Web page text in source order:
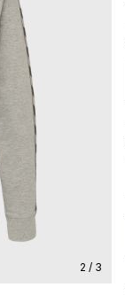
2 / 3